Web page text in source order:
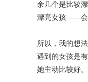
余几个是比较
漂亮女孩——会
所以，我的想
遇到的女孩是
她主动比较好。